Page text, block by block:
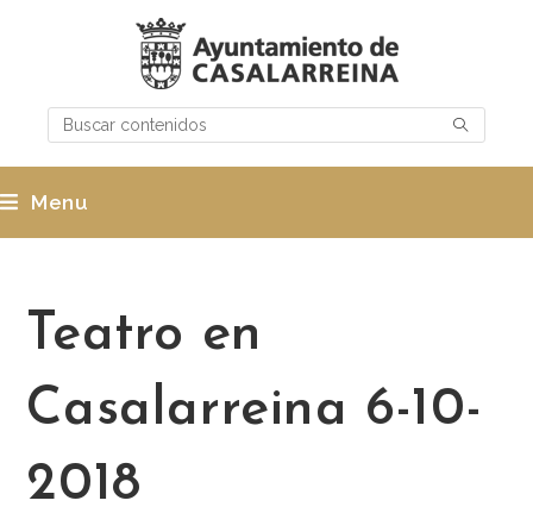
Menu
Teatro en
Casalarreina 6-10-
2018